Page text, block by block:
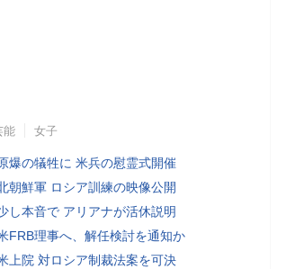
能 女子
爆の犠牲に 米兵の慰霊式開催
朝鮮軍 ロシア訓練の映像公開
し本音で アリアナが活休説明
FRB理事へ、解任検討を通知か
上院 対ロシア制裁法案を可決